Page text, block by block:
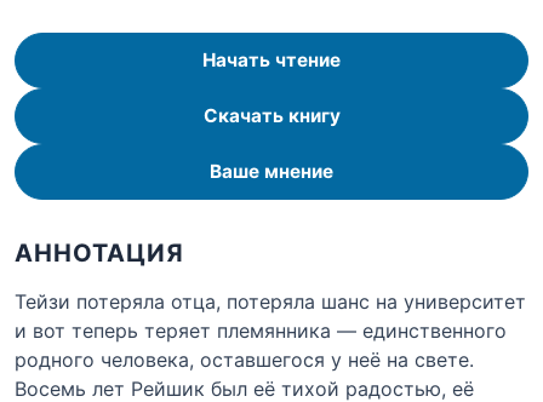
Начать чтение
Скачать книгу
Ваше мнение
АННОТАЦИЯ
Тейзи потеряла отца, потеряла шанс на университет
и вот теперь теряет племянника — единственного
родного человека, оставшегося у неё на свете.
Восемь лет Рейшик был её тихой радостью, её